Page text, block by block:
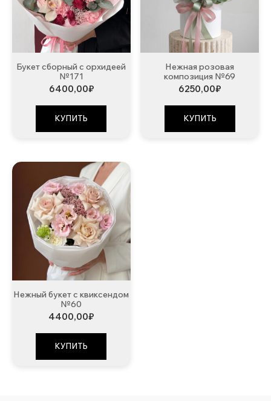
Букет сборный с орхидеей
№171
6400,00₽
КУПИТЬ
Нежная розовая
композиция №69
6250,00₽
КУПИТЬ
Нежный букет с квиксендом
№60
4400,00₽
КУПИТЬ